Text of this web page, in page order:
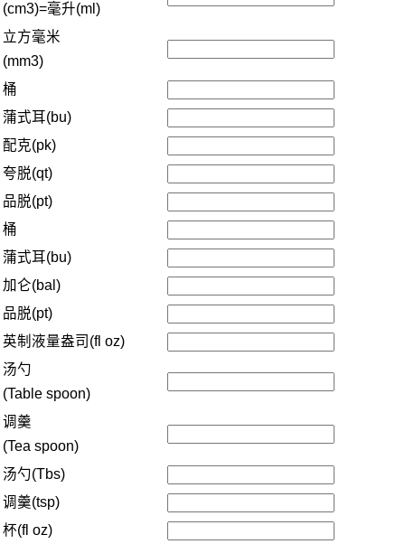
(cm3)=毫升(ml)
立方毫米
(mm3)
桶
蒲式耳(bu)
配克(pk)
夸脱(qt)
品脱(pt)
桶
蒲式耳(bu)
加仑(bal)
品脱(pt)
英制液量盎司(fl oz)
汤勺
(Table spoon)
调羹
(Tea spoon)
汤勺(Tbs)
调羹(tsp)
杯(fl oz)